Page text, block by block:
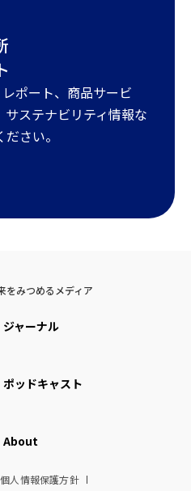
ポート、商品サービ
ステナビリティ情報な
さい。
をみつめるメディア
ジャーナル
ポッドキャスト
About
個人情報保護方針